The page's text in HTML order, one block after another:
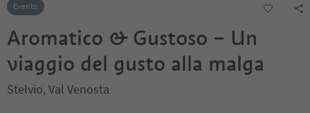
Evento
Aromatico & Gustoso – Un
viaggio del gusto alla malga
Stelvio, Val Venosta